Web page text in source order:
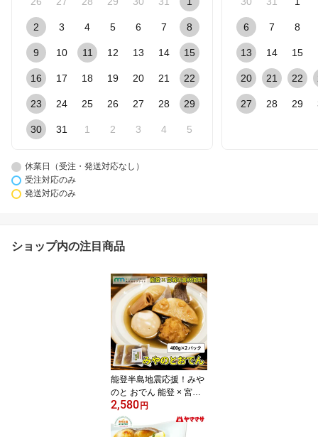
2 3 4 5 6 7 8
9 10 11 12 13 14 15
16 17 18 19 20 21 22
23 24 25 26 27 28 29
30 31 1 2 3 4 5
6 7 8
13 14 15
20 21 22
27 28 29
休業日（受注・発送対応なし）
受注対応のみ
発送対応のみ
ショップ内の注目商品
能登半島地震応援！みや
のと おでん 能登 × 宮城
レトルト 2食 あたためる
だけ 金華さば出汁 牛た
ん 石川県産レンコン の
2,580円